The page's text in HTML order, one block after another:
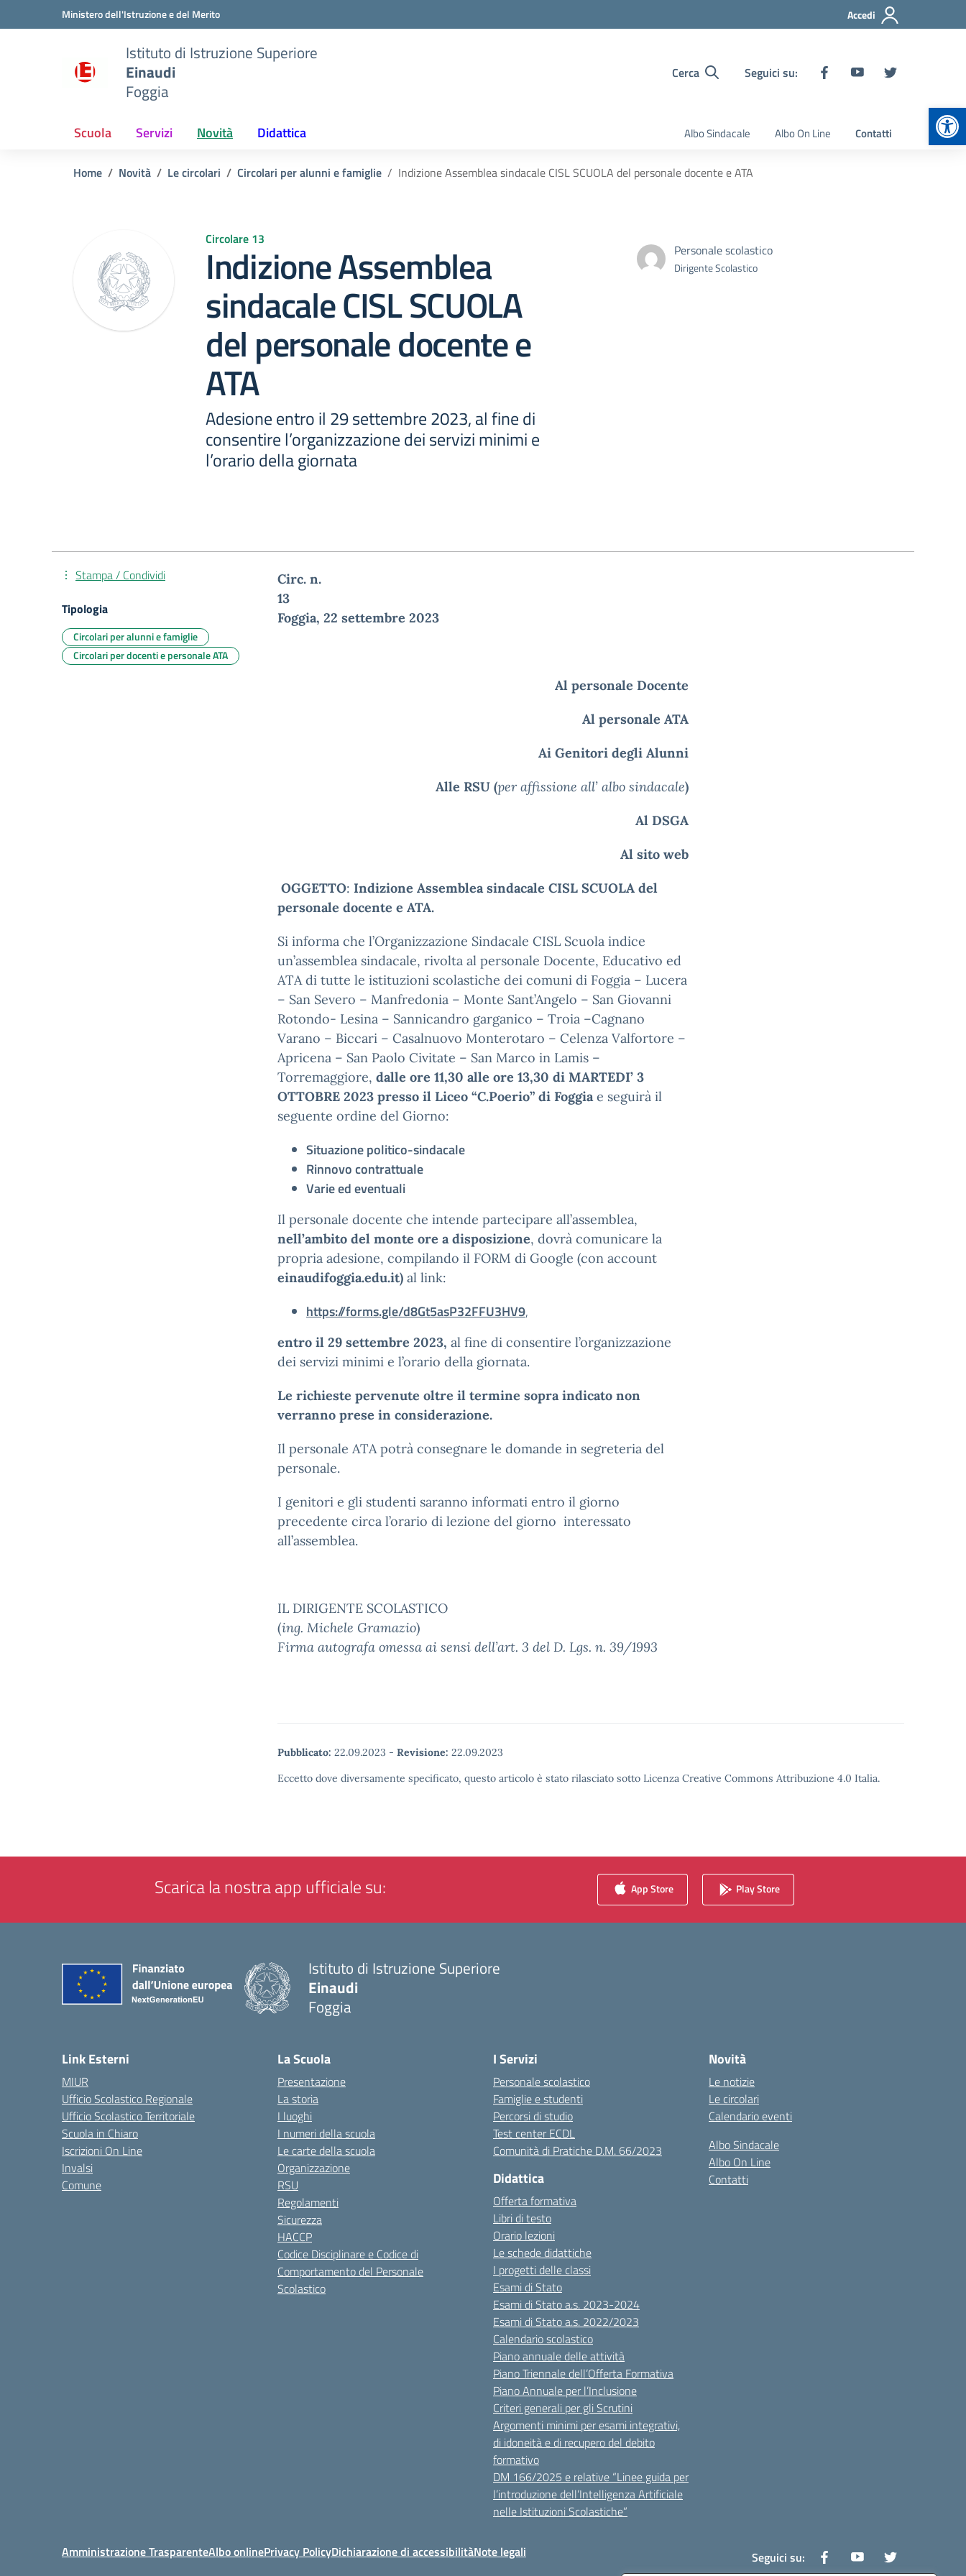
Vai ai contenuti
Vai al menu di navigazioneMinistero dell'Istruzione e del Merito Accedi
Istituto di Istruzione Superiore
Einaudi
Foggia
Cerca Seguici su:
Scuola Servizi Novità Didattica Albo Sindacale Albo On Line Contatti
Home Novità Le circolari Circolari per alunni e famiglie Indizione Assemblea sindacale CISL SCUOLA del personale docente e ATA
Circolare 13
Indizione Assemblea
sindacale CISL SCUOLA
del personale docente e
ATA
Adesione entro il 29 settembre 2023, al fine di
consentire l’organizzazione dei servizi minimi e
l’orario della giornata
Personale scolastico
Dirigente Scolastico
Circ. n.
13
Foggia, 22 settembre 2023
Al personale Docente
Al personale ATA
Ai Genitori degli Alunni
Alle RSU (per affissione all’ albo sindacale)
Al DSGA
Al sito web
OGGETTO: Indizione Assemblea sindacale CISL SCUOLA del
personale docente e ATA.
Si informa che l’Organizzazione Sindacale CISL Scuola indice
un’assemblea sindacale, rivolta al personale Docente, Educativo ed
ATA di tutte le istituzioni scolastiche dei comuni di Foggia – Lucera
– San Severo – Manfredonia – Monte Sant’Angelo – San Giovanni
Rotondo- Lesina – Sannicandro garganico – Troia –Cagnano
Varano – Biccari – Casalnuovo Monterotaro – Celenza Valfortore –
Apricena – San Paolo Civitate – San Marco in Lamis –
Torremaggiore, dalle ore 11,30 alle ore 13,30 di MARTEDI’ 3
OTTOBRE 2023 presso il Liceo “C.Poerio” di Foggiae seguirà il
seguente ordine del Giorno:
Situazione politico-sindacale
Rinnovo contrattuale
Varie ed eventuali
Il personale docente che intende partecipare all’assemblea,
nell’ambito del monte ore a disposizione, dovrà comunicare la
propria adesione, compilando il FORM di Google (con account
einaudifoggia.edu.it) al link:
https://forms.gle/d8Gt5asP32FFU3HV9,
entro il 29 settembre 2023, al fine di consentire l’organizzazione
dei servizi minimi e l’orario della giornata.
Le richieste pervenute oltre il termine sopra indicato non
verranno prese in considerazione.
Il personale ATA potrà consegnare le domande in segreteria del
personale.
I genitori e gli studenti saranno informati entro il giorno
precedente circa l’orario di lezione del giorno interessato
all’assemblea.
IL DIRIGENTE SCOLASTICO
(ing. Michele Gramazio)
Firma autografa omessa ai sensi dell’art. 3 del D. Lgs. n. 39/1993
Pubblicato: 22.09.2023 - Revisione: 22.09.2023
Eccetto dove diversamente specificato, questo articolo è stato rilasciato sotto Licenza Creative Commons Attribuzione 4.0 Italia.
Stampa / Condividi
Tipologia
Circolari per alunni e famiglie
Circolari per docenti e personale ATA
Scarica la nostra app ufficiale su: App Store Play Store
Istituto di Istruzione Superiore
Einaudi
Foggia
Link Esterni
MIUR
Ufficio Scolastico Regionale
Ufficio Scolastico Territoriale
Scuola in Chiaro
Iscrizioni On Line
Invalsi
Comune
La Scuola
Presentazione
La storia
I luoghi
I numeri della scuola
Le carte della scuola
Organizzazione
RSU
Regolamenti
Sicurezza
HACCP
Codice Disciplinare e Codice di
Comportamento del Personale
Scolastico
I Servizi
Personale scolastico
Famiglie e studenti
Percorsi di studio
Test center ECDL
Comunità di Pratiche D.M. 66/2023
Didattica
Offerta formativa
Libri di testo
Orario lezioni
Le schede didattiche
I progetti delle classi
Esami di Stato
Esami di Stato a.s. 2023-2024
Esami di Stato a.s. 2022/2023
Calendario scolastico
Piano annuale delle attività
Piano Triennale dell’Offerta Formativa
Piano Annuale per l’Inclusione
Criteri generali per gli Scrutini
Argomenti minimi per esami integrativi,
di idoneità e di recupero del debito
formativo
DM 166/2025 e relative “Linee guida per
l’introduzione dell’Intelligenza Artificiale
nelle Istituzioni Scolastiche”
Novità
Le notizie
Le circolari
Calendario eventi
Albo Sindacale
Albo On Line
Contatti
Amministrazione TrasparenteAlbo onlinePrivacy PolicyDichiarazione di accessibilitàNote legali Seguici su: